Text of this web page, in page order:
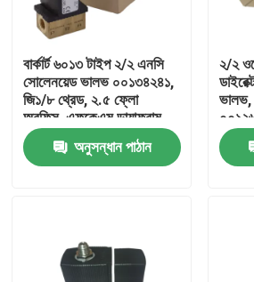
বাড়ি
ভিডিও
বার্কার্ট ৬০১৩ টাইপ ২/২ এনসি
সোলেনয়েড ভালভ ০০১৩৪২৪১,
জি১/৮ থ্রেড, ২.৫ ফ্লো
অরফিস, এফকেএম ডায়াফ্রাম,
ব্রাস হাউজিং, ২৪ভি এসি, ওয়ার্কিং
প্রেসার ০~১৬বারঅনুসন্ধান পাঠান
২/২
ভালভ,
০-